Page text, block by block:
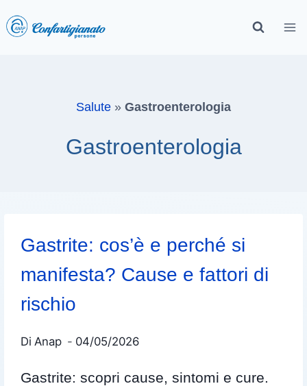
Salute » Gastroenterologia
Gastroenterologia
Gastrite: cos’è e perché si
manifesta? Cause e fattori di
rischio
Di Anap 04/05/2026
Gastrite: scopri cause, sintomi e cure.